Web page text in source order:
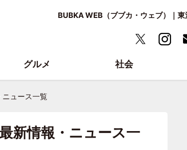
BUBKA WEB（ブブカ・ウェブ）｜
ュース一覧
新情報・ニュース一
グルメ 社会